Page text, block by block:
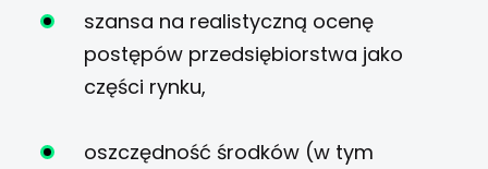
szansa na realistyczną ocenę
postępów przedsiębiorstwa jako
części rynku,
oszczędność środków (w tym